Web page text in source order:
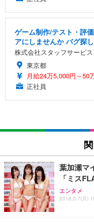
ゲーム制作/テスト・評
アにしませんか バグ探し
株式会社スタッフサービス
東京都
月給24万5,000円～50
正社員
葉加瀬マ
「ミス
エンタメ
2018.5.7(月)